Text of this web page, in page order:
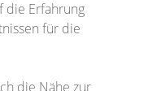
die Erfahrung
für die
die Nähe zur